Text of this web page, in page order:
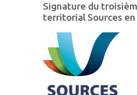
Signature du
territorial Sources